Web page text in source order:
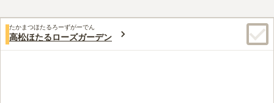
たかまつほたるろーずがーでん
高松ほたるローズガーデン